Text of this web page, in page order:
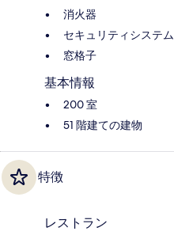
消火器
セキュリティシステム
窓格子
基本情報
200 室
51 階建ての建物
特徴
レストラン